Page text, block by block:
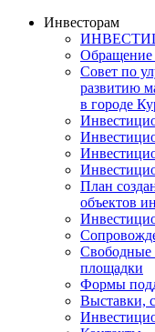
Инвесторам
Обращение
Совет по
развитию
в городе
План
объектов
Свободные
площадки
Формы
Выставки,